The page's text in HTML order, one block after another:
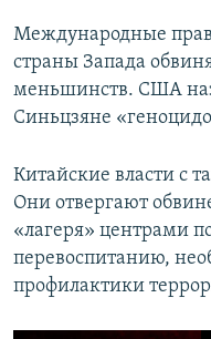
Международные
страны Запада
меньшинств. США
Синьцзяне
Китайские власти с
Они отвергают
«лагеря» центрами
перевоспитанию,
профилактики